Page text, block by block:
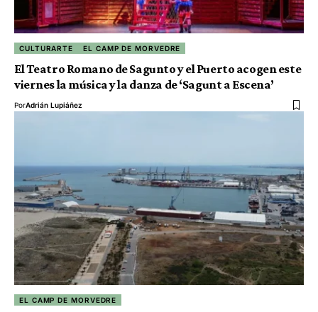
CULTURARTE EL CAMP DE MORVEDRE
El Teatro Romano de Sagunto y el Puerto acogen este
viernes la música y la danza de ‘Sagunt a Escena’
PorAdrián Lupiáñez
EL CAMP DE MORVEDRE